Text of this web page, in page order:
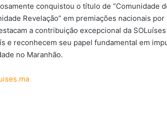
conquistou o título de “Comunidade
Revelação” em premiações nacionais por
a contribuição excepcional da SOLuíses
e reconhecem seu papel fundamental em
no Maranhão.